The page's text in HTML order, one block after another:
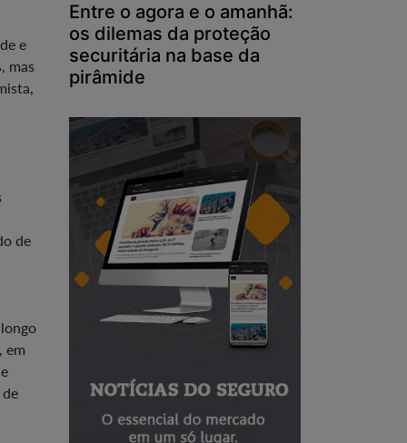
e
mas
de
em
Entre o agora e o amanhã:
os dilemas da proteção
securitária na base da
pirâmide